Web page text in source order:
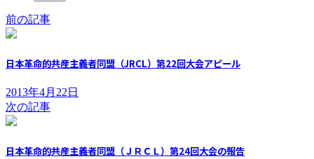
前の記事
日本革命的共産主義者同盟（JRCL）第22回大会アピール
2013年4月22日
次の記事
日本革命的共産主義者同盟（ＪＲＣＬ）第24回大会の報告